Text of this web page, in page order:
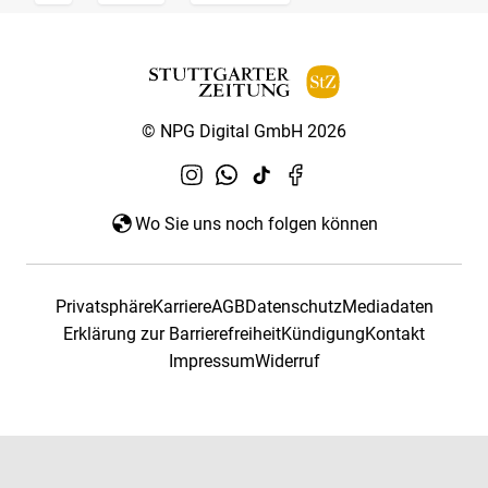
© NPG Digital GmbH 2026
Wo Sie uns noch folgen können
PrivatsphäreKarriereAGBDatenschutzMediadaten
Erklärung zur BarrierefreiheitKündigungKontakt
ImpressumWiderruf